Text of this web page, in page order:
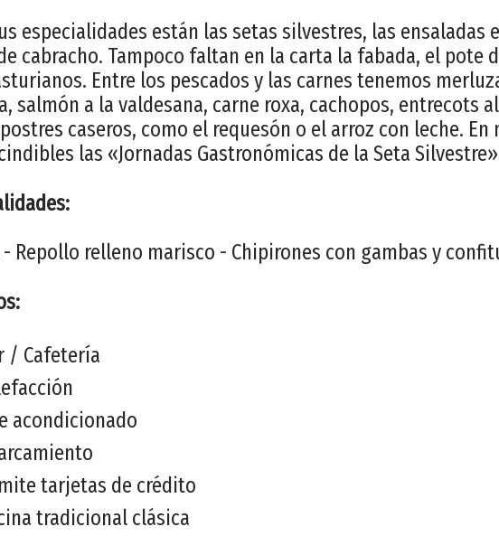
especialidades están las setas silvestres, las ensaladas
cabracho. Tampoco faltan en la carta la fabada, el pote
Entre los pescados y las carnes tenemos
salmón a la valdesana, carne roxa, cachopos, entrecots
caseros, como el requesón o el arroz con leche. En
las «Jornadas Gastronómicas de la Seta
- Repollo relleno marisco - Chipirones con gambas y
/ Cafetería
acondicionado
tarjetas de crédito
tradicional clásica